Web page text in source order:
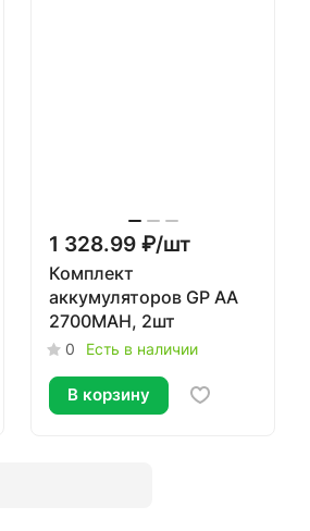
1 328.99 ₽/шт
Комплект
аккумуляторов GP AA
2700MAH, 2шт
0 Есть в наличии
В корзину